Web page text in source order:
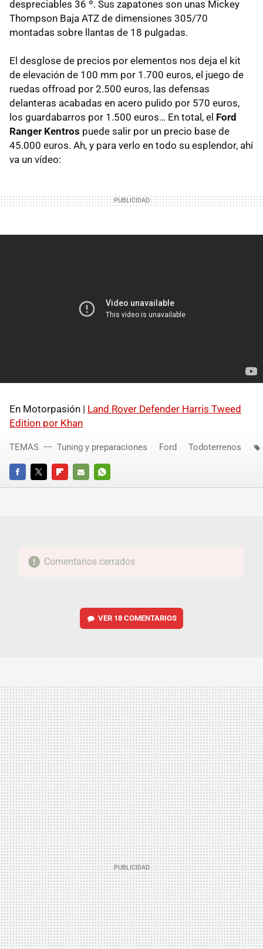
despreciables 36 º. Sus zapatones son unas Mickey
Thompson Baja ATZ de dimensiones 305/70
montadas sobre llantas de 18 pulgadas.
El desglose de precios por elementos nos deja el kit
de elevación de 100 mm por 1.700 euros, el juego de
ruedas offroad por 2.500 euros, las defensas
delanteras acabadas en acero pulido por 570 euros,
los guardabarros por 1.500 euros… En total, el Ford
Ranger Kentros puede salir por un precio base de
45.000 euros. Ah, y para verlo en todo su esplendor, ahí
va un vídeo:
En Motorpasión | Land Rover Defender Harris Tweed
Edition por Khan
FACEBOOKTWITTERFLIPBOARD
E-
WHATSAPP
TEMAS Tuning y preparaciones Ford Todoterrenos
Comentarios cerrados
VER 18 COMENTARIOS